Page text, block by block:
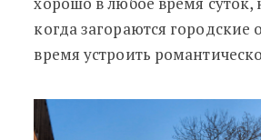
когда загораются городские
время устроить